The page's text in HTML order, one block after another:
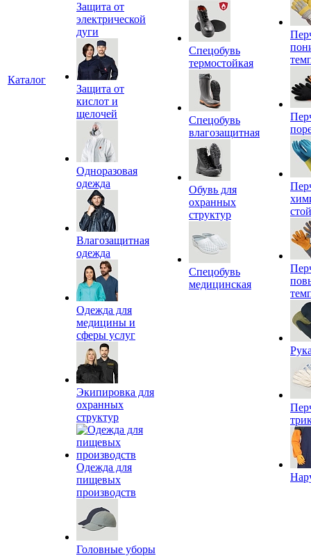
Каталог
Защита от
электрической
дуги
Защита от
кислот и
щелочей
Одноразовая
одежда
Влагозащитная
одежда
Одежда для
медицины и
сферы услуг
Экипировка для
охранных
структур
Одежда для
пищевых
производств
Головные уборы
Спецобувь
термостойкая
Спецобувь
влагозащитная
Обувь для
охранных
структур
Спецобувь
медицинская